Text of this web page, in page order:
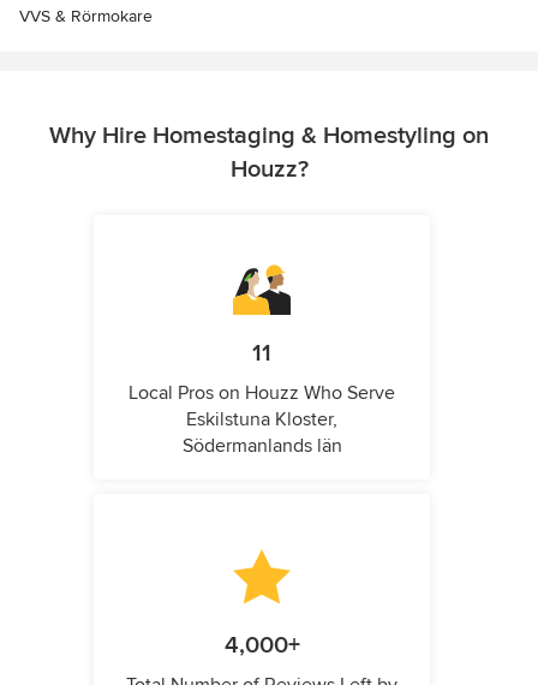
VVS & Rörmokare
Why Hire Homestaging & Homestyling on
Houzz?
11
Local Pros on Houzz Who Serve
Eskilstuna Kloster,
Södermanlands län
4,000+